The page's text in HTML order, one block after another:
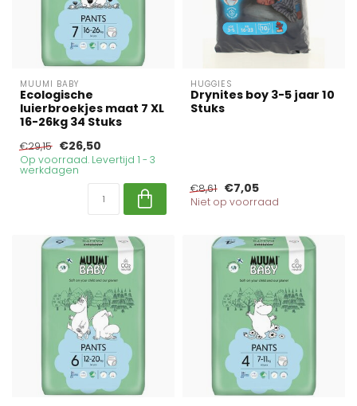
MUUMI BABY
Ecologische
luierbroekjes maat 7 XL
16-26kg 34 Stuks
€29,15 €26,50
Op voorraad. Levertijd 1 - 3
werkdagen
HUGGIES
Drynites boy 3-5 jaar 10
Stuks
€8,61 €7,05
Niet op voorraad